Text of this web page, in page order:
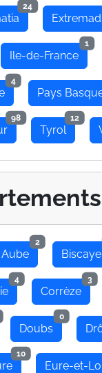
24
Ile-de-France
1
4
Pays
98
Tyrol
12
Aube
2
Biscaye
4
Corrèze
3
Doubs
0
10
Eure-et-